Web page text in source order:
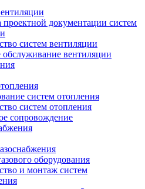
проектной документации систем
систем вентиляции
обслуживание вентиляции
систем отопления
систем отопления
сопровождение
оборудования
и монтаж систем